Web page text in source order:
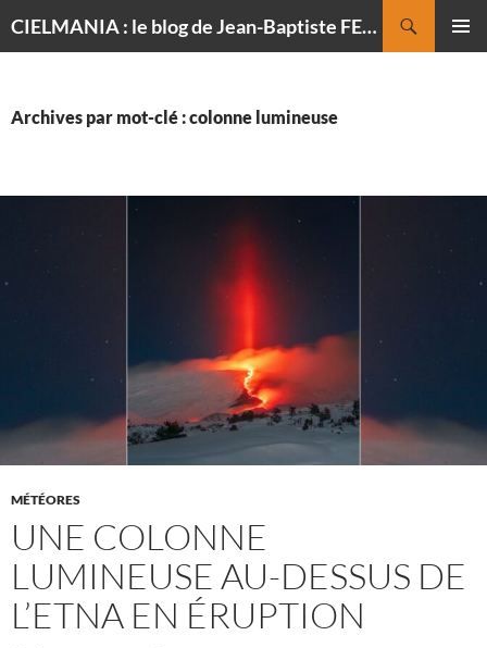
CIELMANIA : le blog de Jean-Baptiste FELDMANN, photographe du ciel
Archives par mot-clé : colonne lumineuse
MÉTÉORES
UNE COLONNE
LUMINEUSE AU-DESSUS DE
L’ETNA EN ÉRUPTION